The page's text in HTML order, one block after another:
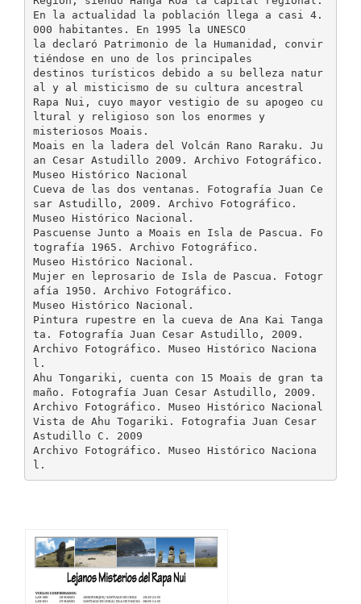
En la actualidad la población llega a casi 4.
000 habitantes. En 1995 la UNESCO
la declaró Patrimonio de la Humanidad, convir
tiéndose en uno de los principales
destinos turísticos debido a su belleza natur
al y al misticismo de su cultura ancestral
Rapa Nui, cuyo mayor vestigio de su apogeo cu
ltural y religioso son los enormes y
misteriosos Moais.
Moais en la ladera del Volcán Rano Raraku. Ju
an Cesar Astudillo 2009. Archivo Fotográfico.
Museo Histórico Nacional
Cueva de las dos ventanas. Fotografía Juan Ce
sar Astudillo, 2009. Archivo Fotográfico.
Museo Histórico Nacional.
Pascuense Junto a Moais en Isla de Pascua. Fo
tografía 1965. Archivo Fotográfico.
Museo Histórico Nacional.
Mujer en leprosario de Isla de Pascua. Fotogr
afía 1950. Archivo Fotográfico.
Museo Histórico Nacional.
Pintura rupestre en la cueva de Ana Kai Tanga
ta. Fotografía Juan Cesar Astudillo, 2009.
Archivo Fotográfico. Museo Histórico Naciona
l.
Ahu Tongariki, cuenta con 15 Moais de gran ta
maño. Fotografía Juan Cesar Astudillo, 2009.
Archivo Fotográfico. Museo Histórico Nacional
Vista de Ahu Togariki. Fotografia Juan Cesar
Astudillo C. 2009
Archivo Fotográfico. Museo Histórico Naciona